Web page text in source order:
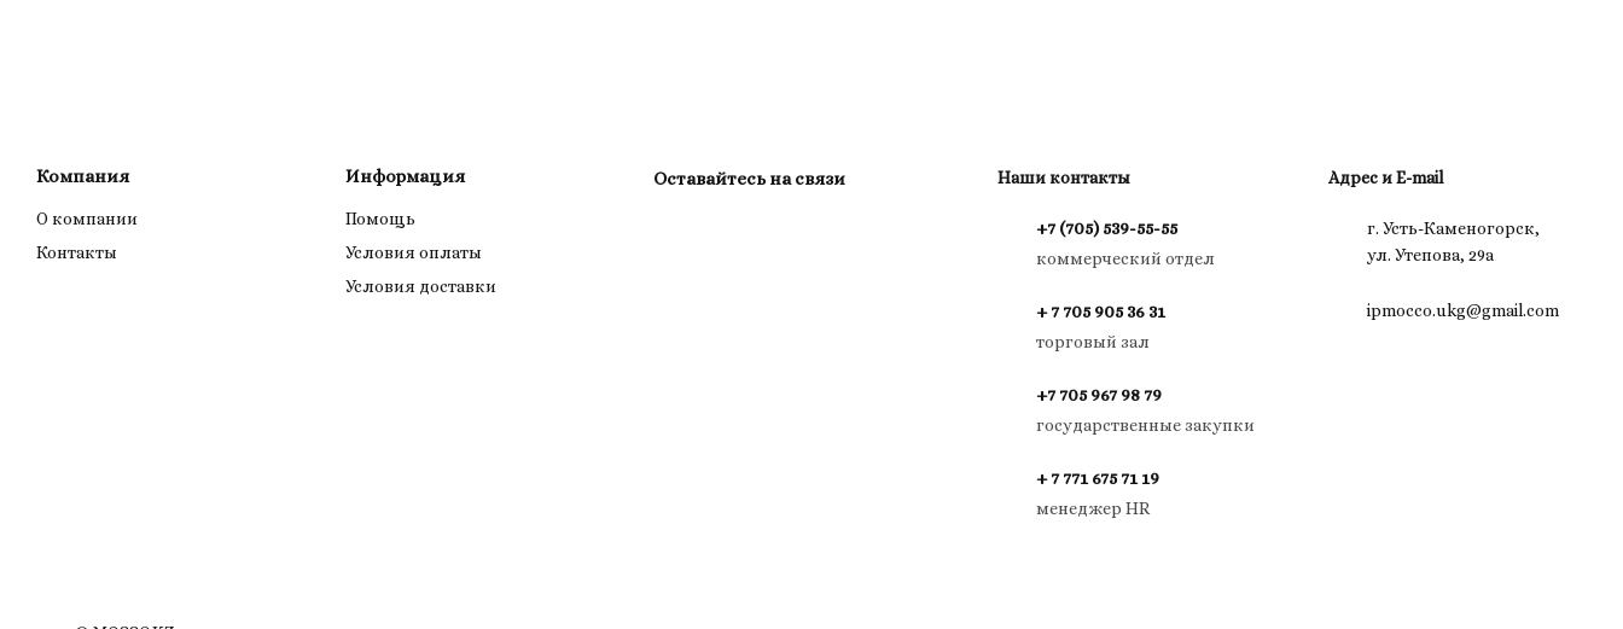
Компания
О компании
Контакты
Информация
Помощь
Условия оплаты
Условия доставки
Оставайтесь на связи Наши контакты
+7 (705) 539-55-55
коммерческий отдел
+ 7 705 905 36 31
торговый зал
+7 705 967 98 79
государственные закупки
+ 7 771 675 71 19
менеджер HR
Адрес и E-mail
г. Усть-Каменогорск,
ул. Утепова, 29а
ipmocco.ukg@gmail.com